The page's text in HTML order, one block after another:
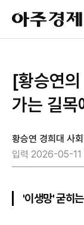
아
주
경
[황승연
가는 길
황승연 경희대 사
입력 2026-05-
'이생망' 굳히